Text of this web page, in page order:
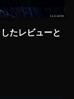
たレビューと